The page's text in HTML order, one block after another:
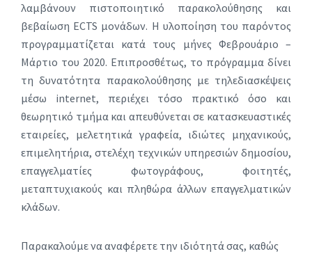
λαμβάνουν πιστοποιητικό παρακολούθησης και
βεβαίωση ECTS μονάδων. Η υλοποίηση του παρόντος
προγραμματίζεται κατά τους μήνες Φεβρουάριο –
Μάρτιο του 2020. Επιπροσθέτως, το πρόγραμμα δίνει
τη δυνατότητα παρακολούθησης με τηλεδιασκέψεις
μέσω internet, περιέχει τόσο πρακτικό όσο και
θεωρητικό τμήμα και απευθύνεται σε κατασκευαστικές
εταιρείες, μελετητικά γραφεία, ιδιώτες μηχανικούς,
επιμελητήρια, στελέχη τεχνικών υπηρεσιών δημοσίου,
επαγγελματίες φωτογράφους, φοιτητές,
μεταπτυχιακούς και πληθώρα άλλων επαγγελματικών
κλάδων.
Παρακαλούμε να αναφέρετε την ιδιότητά σας, καθώς